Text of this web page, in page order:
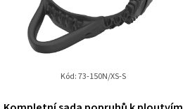
Kód:73-150N/XS-S